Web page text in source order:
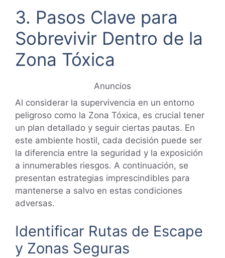
3. Pasos Clave para
Sobrevivir Dentro de la
Zona Tóxica
Anuncios
Al considerar la supervivencia en un entorno
peligroso como la Zona Tóxica, es crucial tener
un plan detallado y seguir ciertas pautas. En
este ambiente hostil, cada decisión puede ser
la diferencia entre la seguridad y la exposición
a innumerables riesgos. A continuación, se
presentan estrategias imprescindibles para
mantenerse a salvo en estas condiciones
adversas.
Identificar Rutas de Escape
y Zonas Seguras